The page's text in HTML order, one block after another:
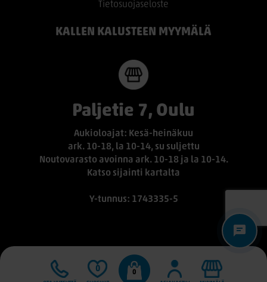
Tietosuojaseloste
KALLEN KALUSTEEN MYYMÄLÄ
Paljetie 7, Oulu
Aukioloajat: Kesä-heinäkuu
ark. 10-18, la 10-14, su suljettu
Noutovarasto avoinna ark. 10-18 ja la 10-14.
Katso sijainti kartalta
Y-tunnus: 1743335-5
0
0